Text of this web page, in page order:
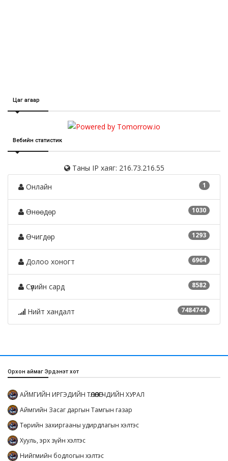
Цаг агаар
Вебийн статистик
Таны IP хаяг: 216.73.216.55
1
Онлайн
1030
Өнөөдөр
1293
Өчигдөр
6964
Долоо хоногт
8582
Сүүлийн сард
7484744
Нийт хандалт
Орхон аймаг Эрдэнэт хот
АЙМГИЙН ИРГЭДИЙН ТӨЛӨӨЛӨГЧДИЙН ХУРАЛ
Аймгийн Засаг даргын Тамгын газар
Төрийн захиргааны удирдлагын хэлтэс
Хууль, эрх зүйн хэлтэс
Нийгмийн бодлогын хэлтэс